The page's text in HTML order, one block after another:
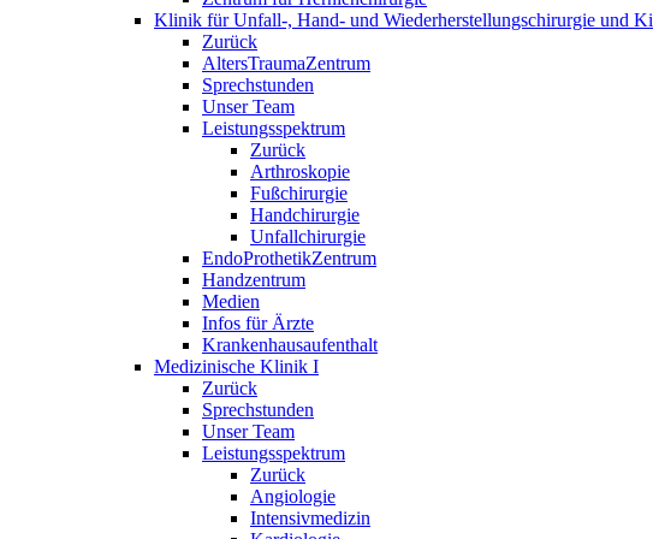
Klinik für Unfall-, Hand- und Wiederherstellungschirurgie und
Zurück
AltersTraumaZentrum
Sprechstunden
Unser Team
Leistungsspektrum
Zurück
Arthroskopie
Fußchirurgie
Handchirurgie
Unfallchirurgie
EndoProthetikZentrum
Handzentrum
Medien
Infos für Ärzte
Krankenhausaufenthalt
Medizinische Klinik I
Zurück
Sprechstunden
Unser Team
Leistungsspektrum
Zurück
Angiologie
Intensivmedizin